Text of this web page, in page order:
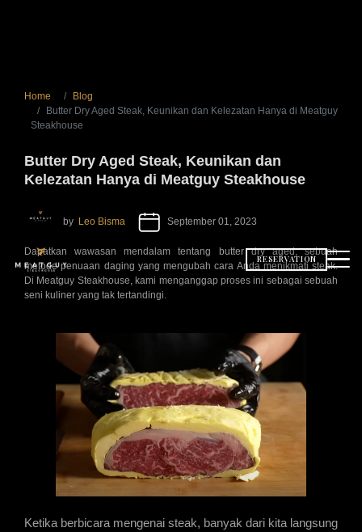
RESERVATION
Home
Blog
Butter Dry Aged Steak, Keunikan dan Kelezatan Hanya di Meatguy
Steakhouse
Butter Dry Aged Steak, Keunikan dan
Kelezatan Hanya di Meatguy Steakhouse
by Leo Bisma September 01, 2023
Dapatkan wawasan mendalam tentang butter dry aged, sebuah
metode penuaan daging yang mengubah cara Anda menikmati steak.
Di Meatguy Steakhouse, kami menganggap proses ini sebagai sebuah
seni kuliner yang tak tertandingi.
Ketika berbicara mengenai steak, banyak dari kita langsung